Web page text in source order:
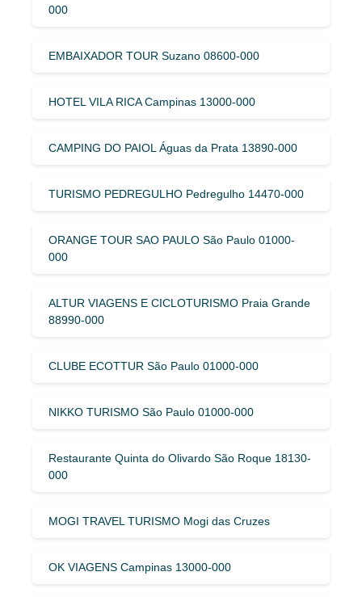
000
EMBAIXADOR TOUR Suzano 08600-000
HOTEL VILA RICA Campinas 13000-000
CAMPING DO PAIOL Águas da Prata 13890-000
TURISMO PEDREGULHO Pedregulho 14470-000
ORANGE TOUR SAO PAULO São Paulo 01000-
000
ALTUR VIAGENS E CICLOTURISMO Praia Grande
88990-000
CLUBE ECOTTUR São Paulo 01000-000
NIKKO TURISMO São Paulo 01000-000
Restaurante Quinta do Olivardo São Roque 18130-
000
MOGI TRAVEL TURISMO Mogi das Cruzes
OK VIAGENS Campinas 13000-000